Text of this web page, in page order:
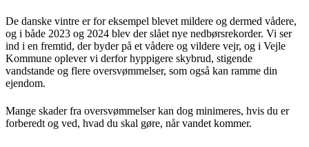
De danske vintre er for eksempel blevet mildere og dermed vådere,
og i både 2023 og 2024 blev der slået nye nedbørsrekorder. Vi ser
ind i en fremtid, der byder på et vådere og vildere vejr, og i Vejle
Kommune oplever vi derfor hyppigere skybrud, stigende
vandstande og flere oversvømmelser, som også kan ramme din
ejendom.
Mange skader fra oversvømmelser kan dog minimeres, hvis du er
forberedt og ved, hvad du skal gøre, når vandet kommer.